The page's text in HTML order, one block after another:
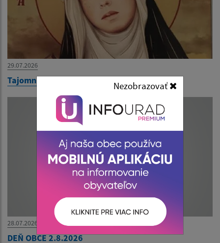
29.07.2026
Tajomná noc na hrade 12.
28.07.2026
DEŇ OBCE 2.8.2026
Nezobrazovať